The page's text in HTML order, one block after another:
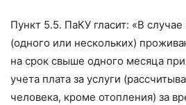
Пункт 5.5. ПаКУ гласит: «В
(одного или нескольких)
на срок свыше одного месяца
учета плата за услуги
человека, кроме отопления) за